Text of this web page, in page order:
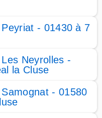
- 01430 à 7
Neyrolles -
la Cluse
- 01580